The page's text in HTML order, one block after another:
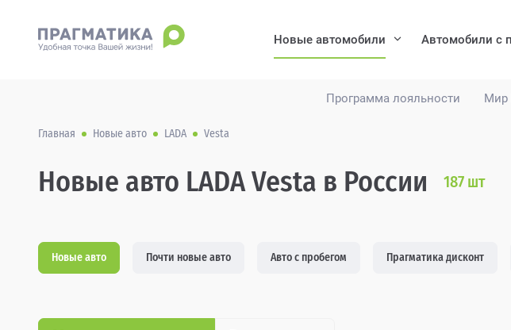
Программа лояльности Мир
Новые автомобили Автомобили с
Главная Новые авто LADA Vesta
Новые авто LADA Vesta в России 187 шт
Новые авто Почти новые авто Авто с пробегом Прагматика дисконт